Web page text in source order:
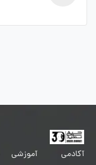
آکادمی آموزشی